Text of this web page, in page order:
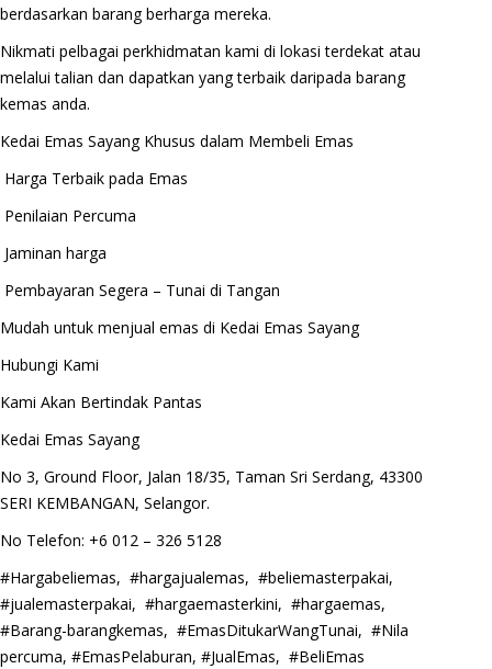
berdasarkan barang berharga mereka.
Nikmati pelbagai perkhidmatan kami di lokasi terdekat atau
melalui talian dan dapatkan yang terbaik daripada barang
kemas anda.
Kedai Emas Sayang Khusus dalam Membeli Emas
Harga Terbaik pada Emas
Penilaian Percuma
Jaminan harga
Pembayaran Segera – Tunai di Tangan
Mudah untuk menjual emas di Kedai Emas Sayang
Hubungi Kami
Kami Akan Bertindak Pantas
Kedai Emas Sayang
No 3, Ground Floor, Jalan 18/35, Taman Sri Serdang, 43300
SERI KEMBANGAN, Selangor.
No Telefon: +6 012 – 326 5128
#Hargabeliemas, #hargajualemas, #beliemasterpakai,
#jualemasterpakai, #hargaemasterkini, #hargaemas,
#Barang-barangkemas, #EmasDitukarWangTunai, #Nila
percuma, #EmasPelaburan, #JualEmas, #BeliEmas